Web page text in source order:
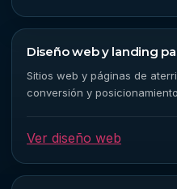
Diseño web y landing
Sitios web y páginas de
conversión y
Ver diseño web